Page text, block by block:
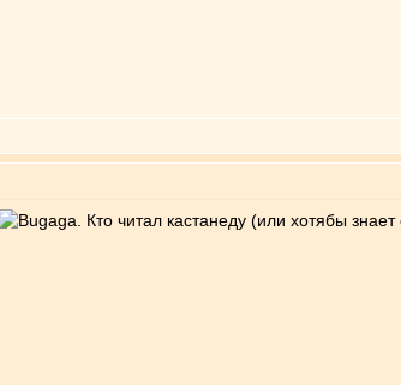
. Кто читал кастанеду (или хотябы